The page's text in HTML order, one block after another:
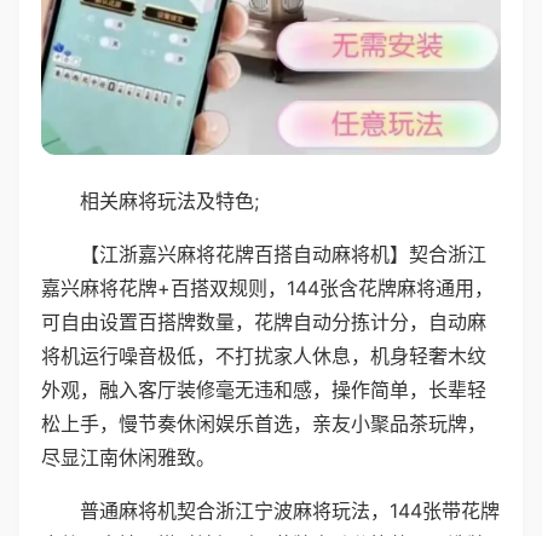
相关麻将玩法及特色;
【江浙嘉兴麻将花牌百搭自动麻将机】契合浙江
嘉兴麻将花牌+百搭双规则，144张含花牌麻将通用，
可自由设置百搭牌数量，花牌自动分拣计分，自动麻
将机运行噪音极低，不打扰家人休息，机身轻奢木纹
外观，融入客厅装修毫无违和感，操作简单，长辈轻
松上手，慢节奏休闲娱乐首选，亲友小聚品茶玩牌，
尽显江南休闲雅致。
普通麻将机契合浙江宁波麻将玩法，144张带花牌